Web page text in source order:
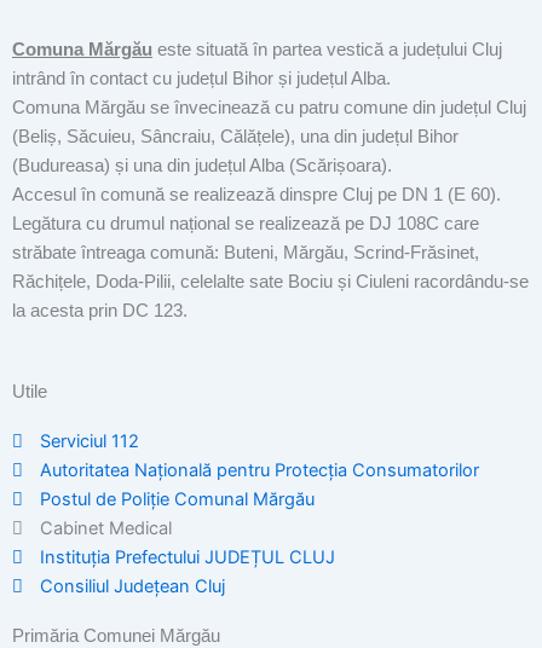
Comuna Mărgău este situată în partea vestică a județului Cluj
intrând în contact cu județul Bihor și județul Alba.
Comuna Mărgău se învecinează cu patru comune din județul Cluj
(Beliș, Săcuieu, Sâncraiu, Călățele), una din județul Bihor
(Budureasa) și una din județul Alba (Scărișoara).
Accesul în comună se realizează dinspre Cluj pe DN 1 (E 60).
Legătura cu drumul național se realizează pe DJ 108C care
străbate întreaga comună: Buteni, Mărgău, Scrind-Frăsinet,
Răchițele, Doda-Pilii, celelalte sate Bociu și Ciuleni racordându-se
la acesta prin DC 123.
Utile
Serviciul 112
Autoritatea Națională pentru Protecția Consumatorilor
Postul de Poliţie Comunal Mărgău
Cabinet Medical
Instituția Prefectului JUDEȚUL CLUJ
Consiliul Județean Cluj
Primăria Comunei Mărgău